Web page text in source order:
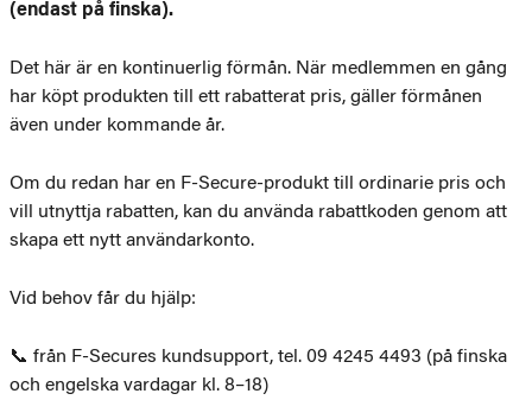
(endast på finska).
Det här är en kontinuerlig förmån. När medlemmen en gång
har köpt produkten till ett rabatterat pris, gäller förmånen
även under kommande år.
Om du redan har en F-Secure-produkt till ordinarie pris och
vill utnyttja rabatten, kan du använda rabattkoden genom att
skapa ett nytt användarkonto.
Vid behov får du hjälp:
📞 från F-Secures kundsupport, tel. 09 4245 4493 (på finska
och engelska vardagar kl. 8–18)